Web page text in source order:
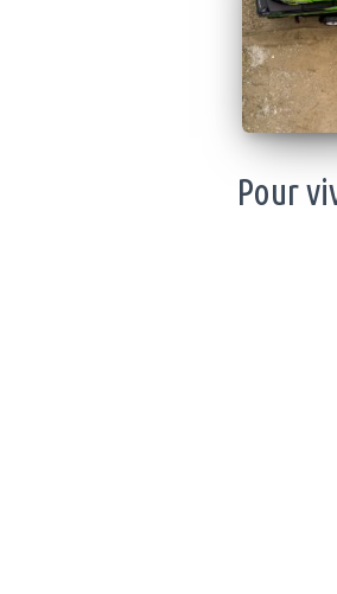
Pour